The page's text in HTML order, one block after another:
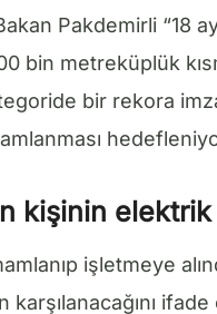
Pakdemirli “18
bin metreküplük
bir rekora
kişinin elektrik
işletmeye
karşılanacağını